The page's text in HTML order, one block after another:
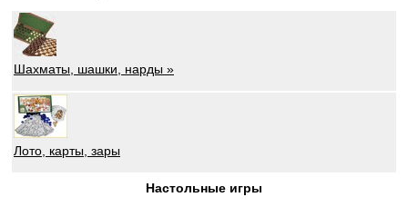
Шахматы, шашки, нарды »
Лото, карты, зары
Настольные игры